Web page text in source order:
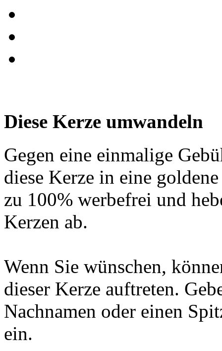
Diese Kerze umwandeln
Gegen eine einmalige
diese Kerze in eine
zu 100% werbefrei und
Kerzen ab.
Wenn Sie wünschen,
dieser Kerze auftreten.
Nachnamen oder einen
ein.